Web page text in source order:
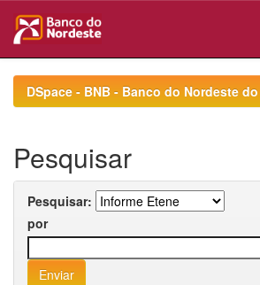
navigationDSpace - BNB - Banco do Nordeste
Pesquisar
Pesquisar:
por